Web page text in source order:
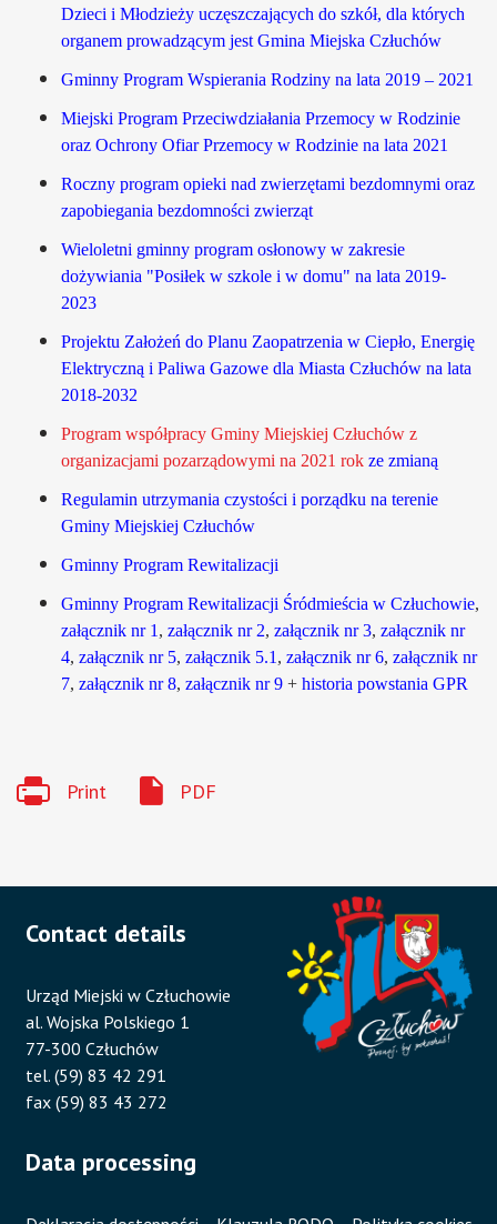
Dzieci i Młodzieży uczęszczających do szkół, dla których
organem prowadzącym jest Gmina Miejska Człuchów
Gminny Program Wspierania Rodziny na lata 2019 – 2021
Miejski Program Przeciwdziałania Przemocy w Rodzinie
oraz Ochrony Ofiar Przemocy w Rodzinie na lata 2021
Roczny program opieki nad zwierzętami bezdomnymi oraz
zapobiegania bezdomności zwierząt
Wieloletni gminny program osłonowy w zakresie
dożywiania "Posiłek w szkole i w domu" na lata 2019-
2023
Projektu Założeń do Planu Zaopatrzenia w Ciepło, Energię
Elektryczną i Paliwa Gazowe dla Miasta Człuchów na lata
2018-2032
Program współpracy Gminy Miejskiej Człuchów z
organizacjami pozarządowymi na 2021 rok ze zmianą
Regulamin utrzymania czystości i porządku na terenie
Gminy Miejskiej Człuchów
Gminny Program Rewitalizacji
Gminny Program Rewitalizacji Śródmieścia w Człuchowie,
załącznik nr 1 , załącznik nr 2, załącznik nr 3, załącznik nr
4, załącznik nr 5, załącznik 5.1 , załącznik nr 6, załącznik nr
7, załącznik nr 8, załącznik nr 9 + historia powstania GPR
Print PDF
Contact details
Urząd Miejski w Człuchowie
al. Wojska Polskiego 1
77-300 Człuchów
tel. (59) 83 42 291
fax (59) 83 43 272
Data processing